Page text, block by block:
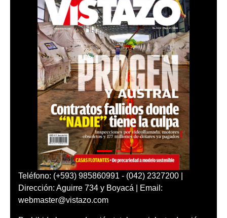
Teléfono: (+593) 985860991 - (042) 2327200 |
Dirección: Aguirre 734 y Boyacá | Email:
webmaster@vistazo.com